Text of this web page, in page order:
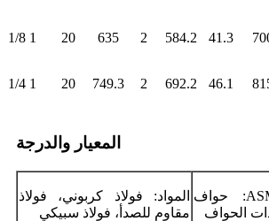
41.3
584.2
2
635
20
1 1/8
46.1
692.2
2
749.3
20
1 1/4
المعيار والدرجة
معيار ASME B16.5: حواف
الحواف
المواد: فولاذ كربوني، فولاذ
مقاوم للصدأ، فولاذ سبيكي